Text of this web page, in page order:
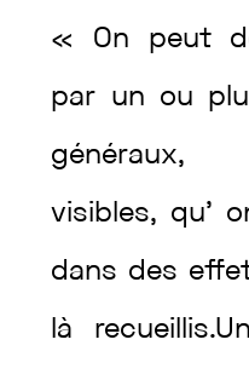
« On peut
par un ou
généraux
visibles, qu’
dans des
là recueillis.